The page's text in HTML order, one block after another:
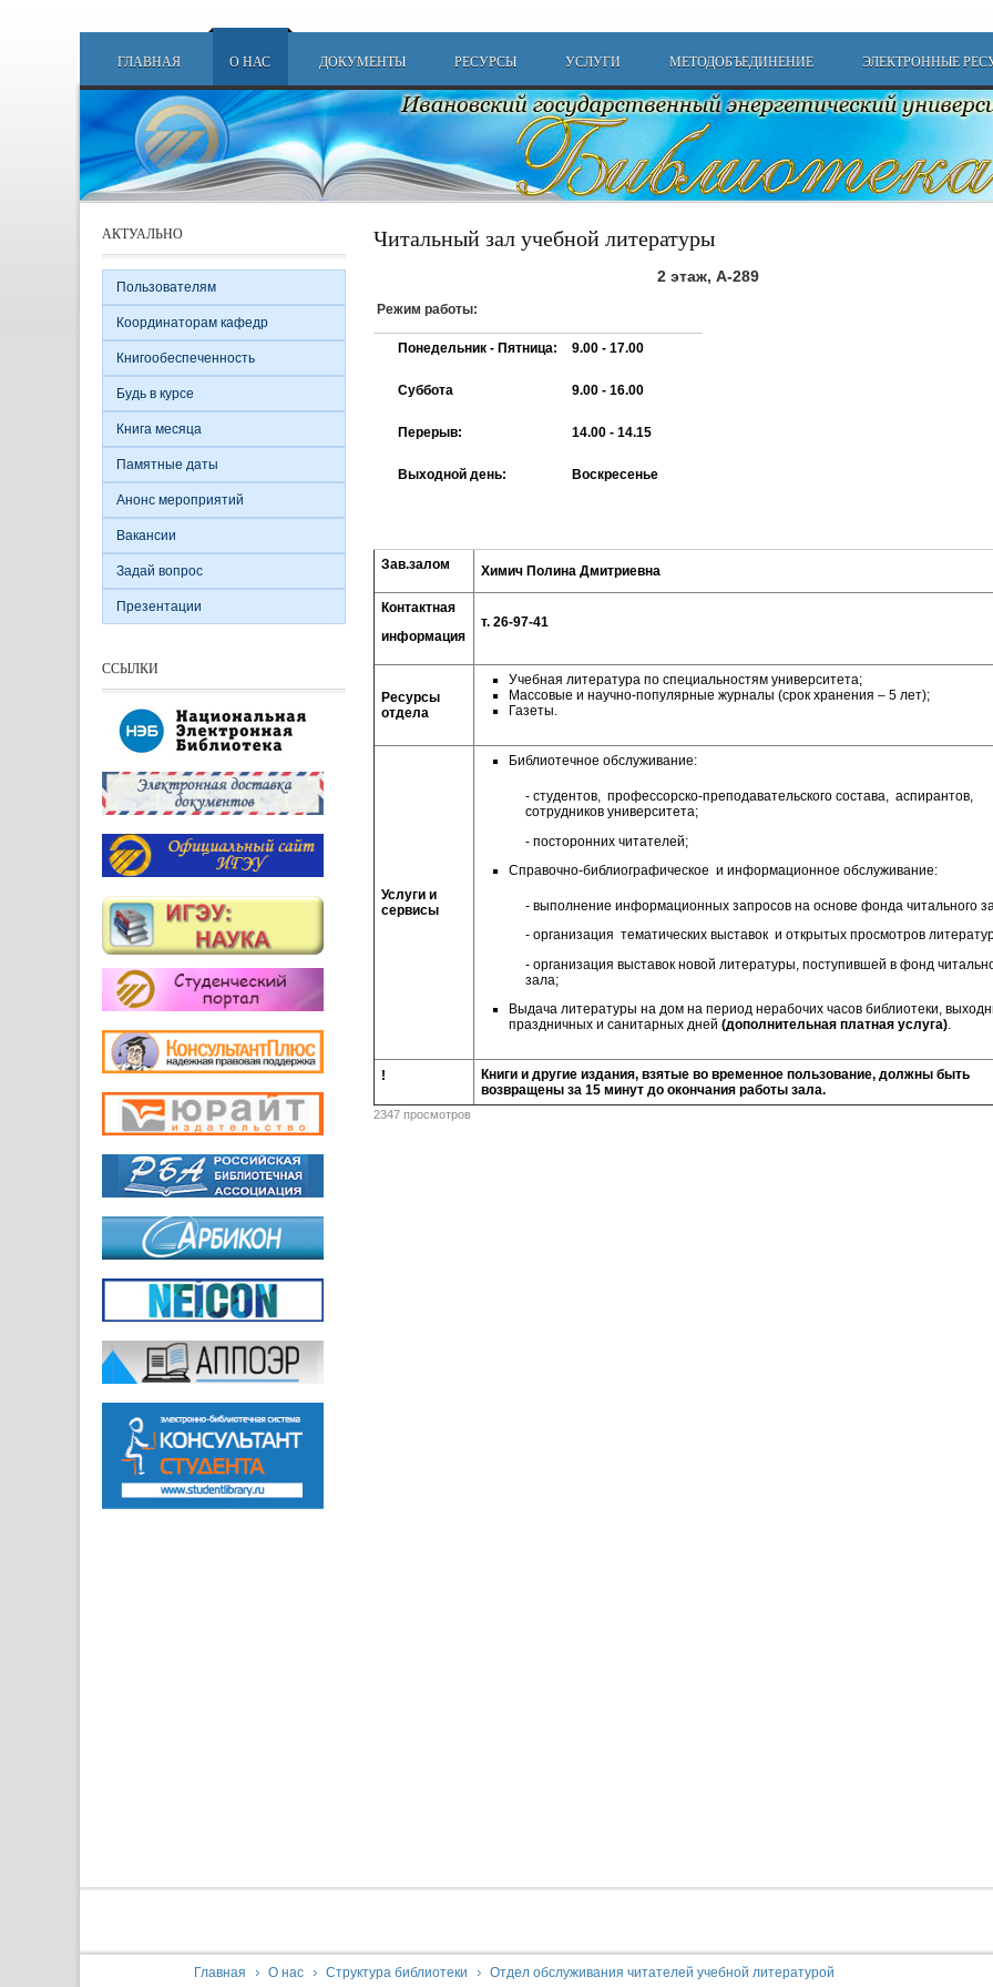
Main menu
ГЛАВНАЯ О НАС ДОКУМЕНТЫ РЕСУРСЫ УСЛУГИ МЕТОДОБЪЕДИНЕНИЕ ЭЛЕКТРОННЫЕ
Читальный зал учебной литературы
2 этаж, А-289
Режим работы:
Понедельник - Пятница: 9.00 - 17.00
Суббота 9.00 - 16.00
Перерыв: 14.00 - 14.15
Выходной день: Воскресенье
Зав.залом Химич Полина Дмитриевна
Контактная
информация
т. 26-97-41
Ресурсы
отдела
Учебная литература по специальностям университета;
Массовые и научно-популярные журналы (срок хранения – 5 лет);
Газеты.
Услуги и
сервисы
Библиотечное обслуживание:
- студентов, профессорско-преподавательского состава, аспирантов,
сотрудников университета;
- посторонних читателей;
Справочно-библиографическое и информационное обслуживание:
- выполнение информационных запросов на основе фонда читального
- организация тематических выставок и открытых просмотров
- организация выставок новой литературы, поступившей в фонд
зала;
Выдача литературы на дом на период нерабочих часов библиотеки,
праздничных и санитарных дней (дополнительная платная услуга).
!
Книги и другие издания, взятые во временное пользование, должны быть
возвращены за 15 минут до окончания работы зала.
2347 просмотров
АКТУАЛЬНО
Пользователям
Координаторам кафедр
Книгообеспеченность
Будь в курсе
Книга месяца
Памятные даты
Анонс мероприятий
Вакансии
Задай вопрос
Презентации
ССЫЛКИ
Главная О нас Структура библиотеки Отдел обслуживания читателей учебной литературой